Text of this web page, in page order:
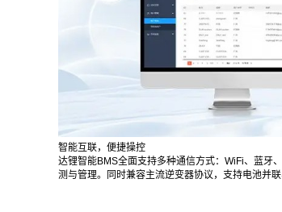
智能互联，便捷操控
达锂智能BMS全面支持多种通信方式：WiFi、蓝牙
测与管理。同时兼容主流逆变器协议，支持电池并